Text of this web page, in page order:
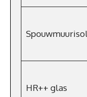
HR++ glas